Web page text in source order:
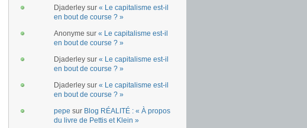
Djaderley sur « Le capitalisme est-il
en bout de course ? »
Anonyme sur « Le capitalisme est-il
en bout de course ? »
Djaderley sur « Le capitalisme est-il
en bout de course ? »
Djaderley sur « Le capitalisme est-il
en bout de course ? »
pepe sur Blog RÉALITÉ : « À propos
du livre de Pettis et Klein »